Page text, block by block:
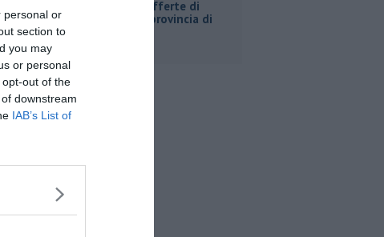
personal or
section to
you may
or personal
out of the
downstream
IAB’s List of
​Tutte le offerte di
lavoro in provincia di